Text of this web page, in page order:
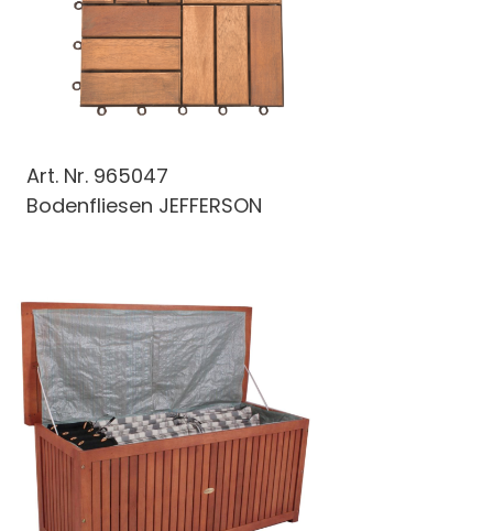
Art. Nr. 965047
Bodenfliesen JEFFERSON